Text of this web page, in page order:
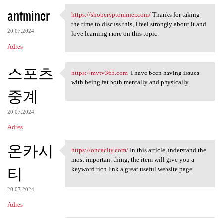
antminer
20.07.2024
Adres
https://shopcryptominer.com/
https://shopcryptominer.com/Thanks for taking
the time to discuss this, I feel strongly about it and
love learning more on this topic.
스포츠
중계
20.07.2024
Adres
https://mvtv365.com I have
https://mvtv365.comI have been having issues
with being fat both mentally and physically.
온카시
티
20.07.2024
Adres
https://oncacity.com/ In this
https://oncacity.com/In this article understand the
most important thing, the item will give you a
keyword rich link a great useful website page